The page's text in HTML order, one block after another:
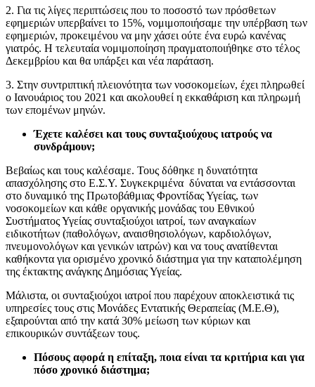
2. Για τις λίγες περιπτώσεις που το ποσοστό των πρόσθετων
εφημεριών υπερβαίνει το 15%, νομιμοποιήσαμε την υπέρβαση των
εφημεριών, προκειμένου να μην χάσει ούτε ένα ευρώ κανένας
γιατρός. Η τελευταία νομιμοποίηση πραγματοποιήθηκε στο τέλος
Δεκεμβρίου και θα υπάρξει και νέα παράταση.
3. Στην συντριπτική πλειονότητα των νοσοκομείων, έχει πληρωθεί
ο Ιανουάριος του 2021 και ακολουθεί η εκκαθάριση και πληρωμή
των επομένων μηνών.
Έχετε καλέσει και τους συνταξιούχους ιατρούς να
συνδράμουν;
Βεβαίως και τους καλέσαμε. Τους δόθηκε η δυνατότητα
απασχόλησης στο Ε.Σ.Υ. Συγκεκριμένα δύναται να εντάσσονται
στο δυναμικό της Πρωτοβάθμιας Φροντίδας Υγείας, των
νοσοκομείων και κάθε οργανικής μονάδας του Εθνικού
Συστήματος Υγείας συνταξιούχοι ιατροί, των αναγκαίων
ειδικοτήτων (παθολόγων, αναισθησιολόγων, καρδιολόγων,
πνευμονολόγων και γενικών ιατρών) και να τους ανατίθενται
καθήκοντα για ορισμένο χρονικό διάστημα για την καταπολέμηση
της έκτακτης ανάγκης Δημόσιας Υγείας.
Μάλιστα, οι συνταξιούχοι ιατροί που παρέχουν αποκλειστικά τις
υπηρεσίες τους στις Μονάδες Εντατικής Θεραπείας (Μ.Ε.Θ),
εξαιρούνται από την κατά 30% μείωση των κύριων και
επικουρικών συντάξεων τους.
Πόσους αφορά η επίταξη, ποια είναι τα κριτήρια και για
πόσο χρονικό διάστημα;